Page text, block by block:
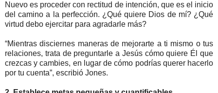
Nuevo es proceder con rectitud de intención, que es el inicio
del camino a la perfección. ¿Qué quiere Dios de mí? ¿Qué
virtud debo ejercitar para agradarle más?
“Mientras disciernes maneras de mejorarte a ti mismo o tus
relaciones, trata de preguntarle a Jesús cómo quiere Él que
crezcas y cambies, en lugar de cómo podrías querer hacerlo
por tu cuenta”, escribió Jones.